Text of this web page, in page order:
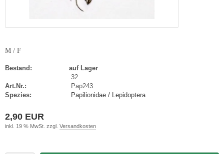
M / F
Bestand:
auf Lager
32
Art.Nr.:
Pap243
Spezies:
Papilionidae / Lepidoptera
2,90 EUR
inkl. 19 % MwSt. zzgl. Versandkosten